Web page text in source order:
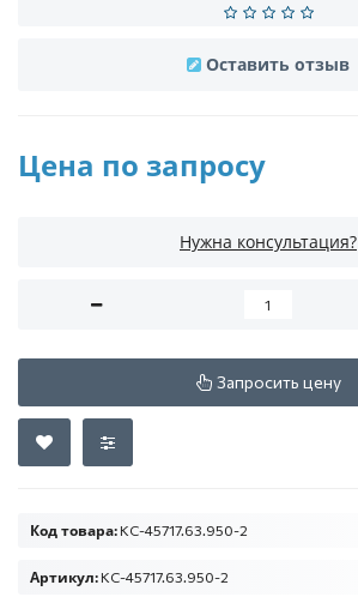
Оставить отзыв
Цена по запросу
Нужна консультация?
Запросить цену
Код товара: КС-45717.63.950-2
Артикул: КС-45717.63.950-2